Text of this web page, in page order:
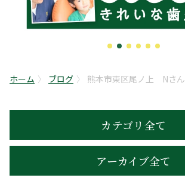
ホーム ブログ 熊本市東区尾ノ上 Nさん
カテゴリ全て
アーカイブ全て